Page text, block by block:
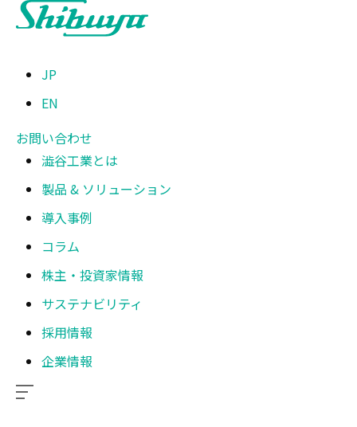
JP
EN
お問い合わせ
澁谷工業とは
製品 & ソリューション
導入事例
コラム
株主・投資家情報
サステナビリティ
採用情報
企業情報